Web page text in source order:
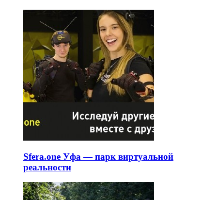
Sfera.one Уфа — парк виртуальной
реальности